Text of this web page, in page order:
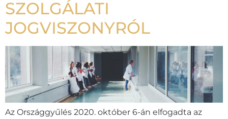
SZOLGÁLATI
JOGVISZONYRÓL
Az Országgyűlés 2020. október 6-án elfogadta az